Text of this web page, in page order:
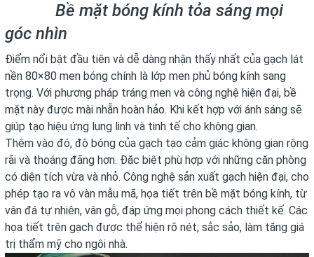
Bề mặt bóng kính tỏa sáng mọi
góc nhìn
Điểm nổi bật đầu tiên và dễ dàng nhận thấy nhất của gạch lát
nền 80×80 men bóng chính là lớp men phủ bóng kính sang
trọng. Với phương pháp tráng men và công nghệ hiện đại, bề
mặt này được mài nhẵn hoàn hảo. Khi kết hợp với ánh sáng sẽ
giúp tạo hiệu ứng lung linh và tinh tế cho không gian.
Thêm vào đó, độ bóng của gạch tạo cảm giác không gian rộng
rãi và thoáng đãng hơn. Đặc biệt phù hợp với những căn phòng
có diện tích vừa và nhỏ. Công nghệ sản xuất gạch hiện đại, cho
phép tạo ra vô vàn mẫu mã, họa tiết trên bề mặt bóng kính, từ
vân đá tự nhiên, vân gỗ, đáp ứng mọi phong cách thiết kế. Các
họa tiết trên gạch được thể hiện rõ nét, sắc sảo, làm tăng giá
trị thẩm mỹ cho ngôi nhà.